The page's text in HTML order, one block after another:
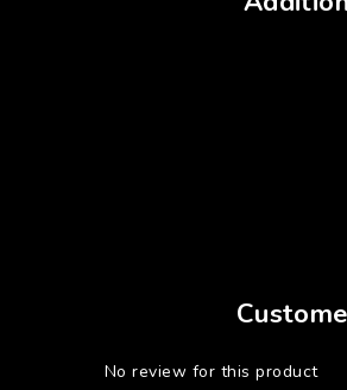
No review for this product